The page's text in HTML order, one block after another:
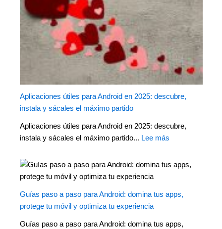
Aplicaciones útiles para Android en 2025: descubre,
instala y sácales el máximo partido
Aplicaciones útiles para Android en 2025: descubre,
instala y sácales el máximo partido... Lee más
Guías paso a paso para Android: domina tus apps,
protege tu móvil y optimiza tu experiencia
Guías paso a paso para Android: domina tus apps,